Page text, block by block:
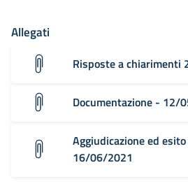
Allegati
Risposte a
Documentazione - 12/
Aggiudicazione ed
16/06/2021